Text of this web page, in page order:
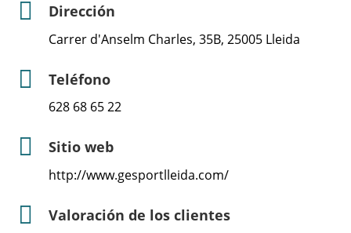
Dirección
Carrer d'Anselm Charles, 35B, 25005 Lleida
Teléfono
628 68 65 22
Sitio web
http://www.gesportlleida.com/
Valoración de los clientes